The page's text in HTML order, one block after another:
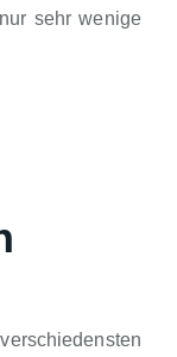
sehr wenige